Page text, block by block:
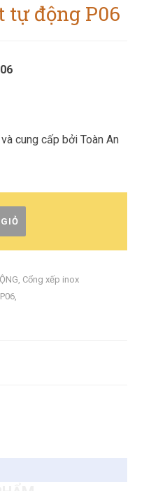
tự động P06
cung cấp bởi Toàn An
, Cổng xếp inox
,